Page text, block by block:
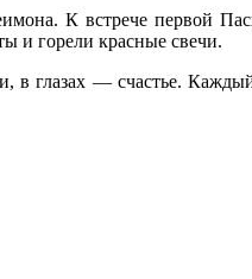
К встрече первой
и горели красные свечи.
глазах — счастье.